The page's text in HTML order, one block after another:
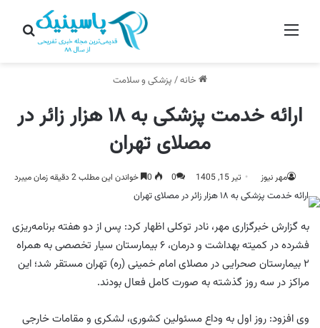
منو
خانه/ پزشکی و سلامت
ارائه خدمت پزشکی به ۱۸ هزار زائر در
مصلای تهران
مهر نیوز تیر 15, 1405 0 خواندن این مطلب 2 دقیقه زمان میبرد
به گزارش خبرگزاری مهر، نادر توکلی اظهار کرد: پس از دو هفته برنامه‌ریزی
فشرده در کمیته بهداشت و درمان، ۶ بیمارستان سیار تخصصی به همراه
۲ بیمارستان صحرایی در مصلای امام خمینی (ره) تهران مستقر شد؛ این
مراکز در سه روز گذشته به‌ صورت کامل فعال بودند.
وی افزود: روز اول به وداع مسئولین کشوری، لشکری و مقامات خارجی